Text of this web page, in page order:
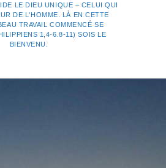
LE DIEU UNIQUE – CELUI QUI
DE L'HOMME. LÀ EN CETTE
TRAVAIL COMMENCÉ SE
1,4-6.8-11) SOIS LE
BIENVENU.